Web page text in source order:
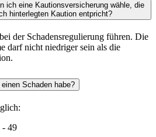
ich eine Kautionsversicherung wähle, die
hinterlegten Kaution entpricht?
der Schadensregulierung führen. Die
darf nicht niedriger sein als die
Schaden habe?
- 49